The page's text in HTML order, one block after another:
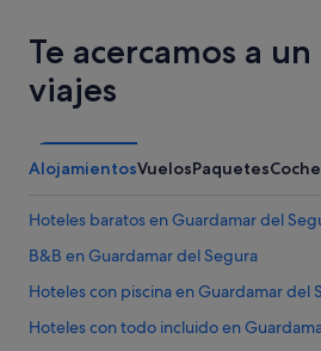
Te acercamos a
viajes
AlojamientosVuelosPaquetes
Hoteles baratos en Guardamar del
B&B en Guardamar del Segura
Hoteles con piscina en Guardamar del
Hoteles con todo incluido en